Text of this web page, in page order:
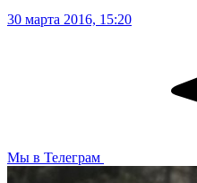
30 марта 2016, 15:20
Мы в Телеграм